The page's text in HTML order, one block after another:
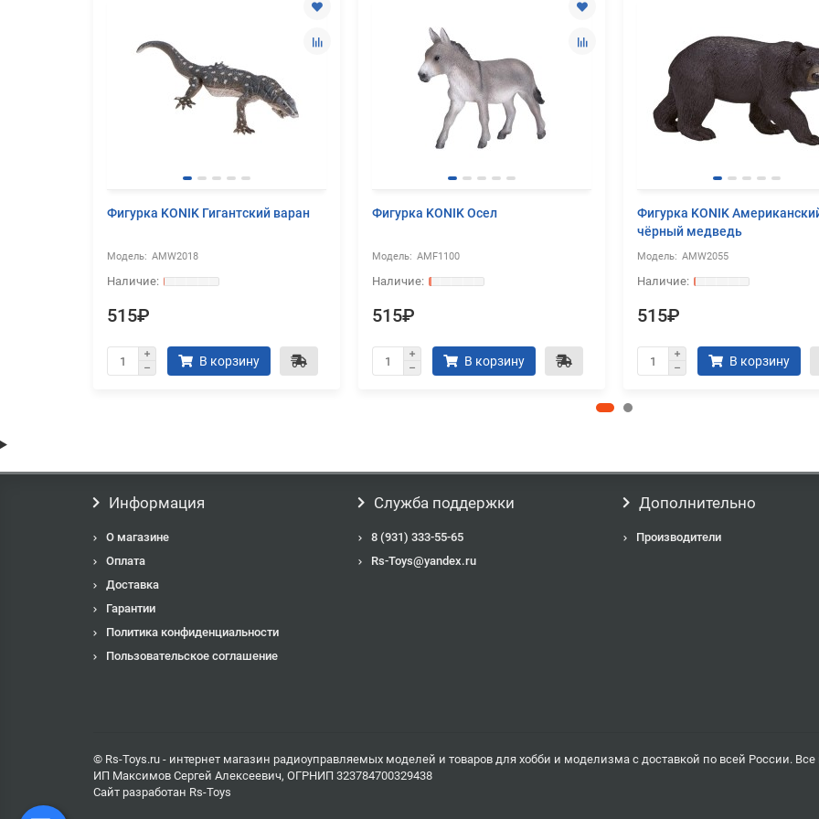
Фигурка KONIK Гигантский варан
AMW2018
515₽
В корзину
Фигурка KONIK Осел
AMF1100
515₽
В корзину
Фигурка KONIK
чёрный медведь
AMW2055
515₽
В корзину
Информация
О магазине
Оплата
Доставка
Гарантии
Политика конфиденциальности
Пользовательское соглашение
Служба поддержки
8 (931) 333-55-65
Rs-Toys@yandex.ru
Дополнительно
Производители
© Rs-Toys.ru - интернет магазин радиоуправляемых моделей и товаров для хобби и моделизма с доставкой по всей России.
ИП Максимов Сергей Алексеевич, ОГРНИП 323784700329438
Сайт разработан Rs-Toys